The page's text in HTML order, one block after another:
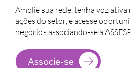
Amplie sua rede, tenha voz ativa
ações do setor, e acesse
negócios associando-se à
Associe-se